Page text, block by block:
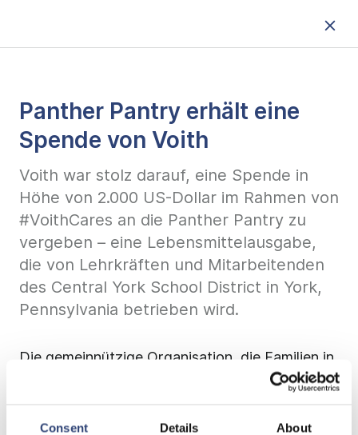
Consent Details About
Panther Pantry erhält eine
Spende von Voith
Voith war stolz darauf, eine Spende in
Höhe von 2.000 US-Dollar im Rahmen von
#VoithCares an die Panther Pantry zu
vergeben – eine Lebensmittelausgabe,
die von Lehrkräften und Mitarbeitenden
des Central York School District in York,
Pennsylvania betrieben wird.
Die gemeinnützige Organisation, die Familien in
Not mit Lebensmitteln und Haushaltswaren
Spende nominiert – einer Voith-Mitarbeiterin,